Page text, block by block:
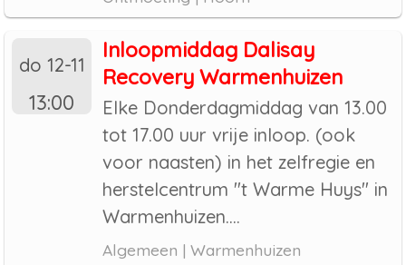
do 12-11
13:00
Inloopmiddag Dalisay
Recovery Warmenhuizen
Elke Donderdagmiddag van 13.00
tot 17.00 uur vrije inloop. (ook
voor naasten) in het zelfregie en
herstelcentrum "t Warme Huys" in
Warmenhuizen....
Algemeen | Warmenhuizen